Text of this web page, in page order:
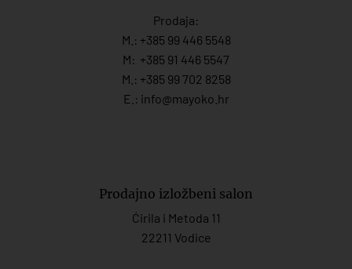
Prodaja:
M.: +385 99 446 5548
M: +385 91 446 5547
M.: +385 99 702 8258
E.: info@mayoko. hr
Prodajno izložbeni salon
Ćirila i Metoda 11
22211 Vodice